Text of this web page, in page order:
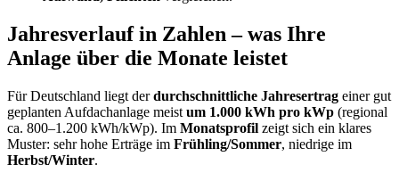
Jahresverlauf in Zahlen – was Ihre
Anlage über die Monate leistet
Für Deutschland liegt derdurchschnittliche Jahresertrag einer gut
geplanten Aufdachanlage meist um 1.000 kWh pro kWp (regional
ca. 800–1.200 kWh/kWp). Im Monatsprofil zeigt sich ein klares
Muster: sehr hohe Erträge im Frühling/Sommer, niedrige im
Herbst/Winter.